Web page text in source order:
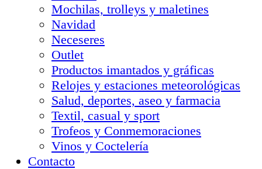
Mochilas, trolleys y maletines
Navidad
Neceseres
Outlet
Productos imantados y gráficas
Relojes y estaciones meteorológicas
Salud, deportes, aseo y farmacia
Textil, casual y sport
Trofeos y Conmemoraciones
Vinos y Coctelería
Contacto